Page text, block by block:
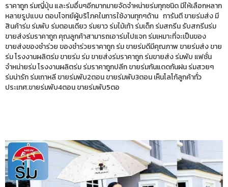
ราคาถูก ร่มญี่ปุ่น และร่มอื่นๆอีกมากมายจัดจำหน่ายร่มทุกชนิด มีให้เลือกหลาก
หลายรูปแบบ ตอบโจทย์ผู้บริโภคในการใช้งานทุกๆด้าน การันตี ขายร่มส่ง มี
สินค้าร่ม ร่มพับ ร่มตอนเดียว ร่มยาว ร่มไม้เท้า ร่มเด็ก ร่มสกรีน รับสกรีนร่ม
ขายส่งร่มราคาถูก คุณลูกค้าสามารถเอาร่มไปแจก ร่มเหมาะที่จะเป็นของ
ขายส่งของชำร่วย ของชำร่วยราคาถูก ร่ม ขายร่มดีมีคุณภาพ ขายร่มส่ง ขาย
ร่ม โรงงานผลิตร่ม ขายร่ม ร่ม ขายส่งร่มราคาถูก ร่มขายส่ง ร่มพับ แฟชั่น
จำหน่ายร่ม โรงงานผลิตร่ม ร่มราคาถูกปลีก ขายร่มกันแดดกันฝน ร่มสวยๆ
ร่มน่ารัก ร่มเกาหลี ขายร่มพับ2ตอน ขายร่มพับ3ตอน เห็นโลโก้ลูกค้าทั่ว
ประเทศ.ขายร่มพับ4ตอน ขายร่มพับ5ตอ